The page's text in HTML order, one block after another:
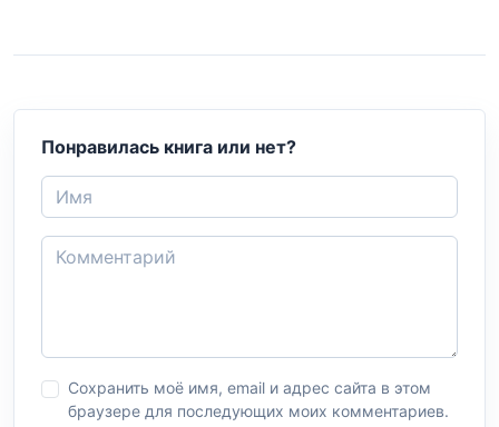
Понравилась книга или нет?
Сохранить моё имя, email и адрес сайта в этом
браузере для последующих моих комментариев.